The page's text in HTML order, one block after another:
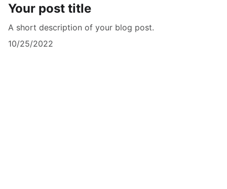
Your post title
A short description of your blog post.
10/25/2022